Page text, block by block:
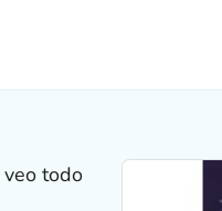
veo todo